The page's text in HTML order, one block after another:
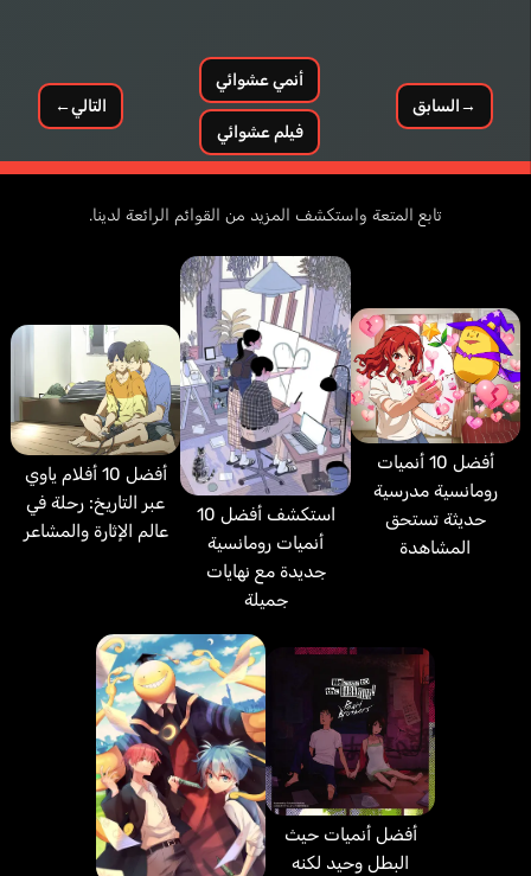
→السابق
أنمي عشوائي
فيلم عشوائي
التالي←
تابع المتعة واستكشف المزيد من القوائم الرائعة لدينا.
أفضل 10 أنميات
رومانسية مدرسية
حديثة تستحق
المشاهدة
استكشف أفضل 10
أنميات رومانسية
جديدة مع نهايات
جميلة
أفضل 10 أفلام ياوي
عبر التاريخ: رحلة في
عالم الإثارة والمشاعر
أفضل أنميات حيث
البطل وحيد لكنه